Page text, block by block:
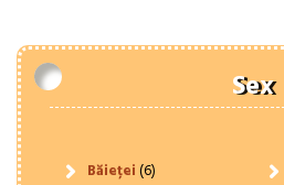
Sex
Băieței(6)